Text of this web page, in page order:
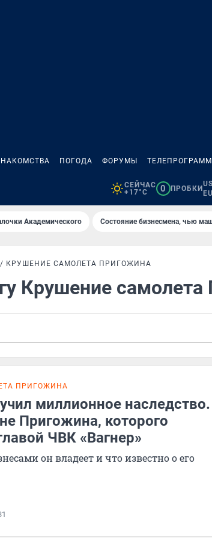
ПОГОДА ФОРУМЫ
СЕЙЧАС
+17°C
0 ПРОБКИ
Академического Состояние бизнесмена, чью
КРУШЕНИЕ САМОЛЕТА ПРИГОЖИНА
Крушение
ПРИГОЖИНА
миллионное наследство.
Пригожина, которого
ЧВК «Вагнер»
он владеет и что известно о его